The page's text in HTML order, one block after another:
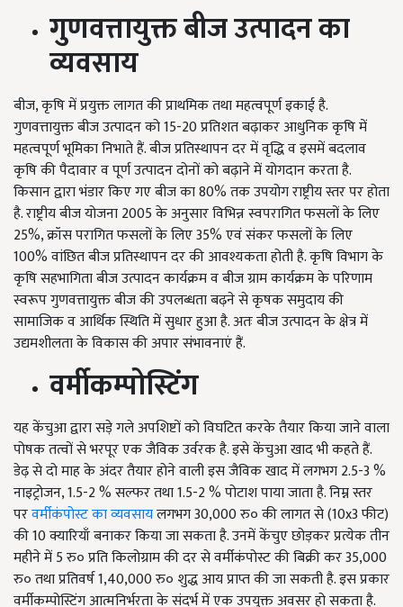
गुणवत्तायुक्त बीज उत्पादन का
व्यवसाय
बीज, कृषि में प्रयुक्त लागत की प्राथमिक तथा महत्वपूर्ण इकाई है.
गुणवत्तायुक्त बीज उत्पादन को 15-20 प्रतिशत बढ़ाकर आधुनिक कृषि में
महत्वपूर्ण भूमिका निभाते हैं. बीज प्रतिस्थापन दर में वृद्धि व इसमें बदलाव
कृषि की पैदावार व पूर्ण उत्पादन दोनों को बढ़ाने में योगदान करता है.
किसान द्वारा भंडार किए गए बीज का 80% तक उपयोग राष्ट्रीय स्तर पर होता
है. राष्ट्रीय बीज योजना 2005 के अनुसार विभिन्न स्वपरागित फसलों के लिए
25%, क्रॉस परागित फसलों के लिए 35% एवं संकर फसलों के लिए
100% वांछित बीज प्रतिस्थापन दर की आवश्यकता होती है. कृषि विभाग के
कृषि सहभागिता बीज उत्पादन कार्यक्रम व बीज ग्राम कार्यक्रम के परिणाम
स्वरूप गुणवत्तायुक्त बीज की उपलब्धता बढ़ने से कृषक समुदाय की
सामाजिक व आर्थिक स्थिति में सुधार हुआ है. अतः बीज उत्पादन के क्षेत्र में
उद्यमशीलता के विकास की अपार संभावनाएं हैं.
वर्मीकम्पोस्टिंग
यह केंचुआ द्वारा सड़े गले अपशिष्टों को विघटित करके तैयार किया जाने वाला
पोषक तत्वों से भरपूर एक जैविक उर्वरक है. इसे केंचुआ खाद भी कहते हैं.
डेढ़ से दो माह के अंदर तैयार होने वाली इस जैविक खाद में लगभग 2.5-3 %
नाइट्रोजन, 1.5-2 % सल्फर तथा 1.5-2 % पोटाश पाया जाता है. निम्न स्तर
परवर्मीकंपोस्ट का व्यवसायलगभग 30,000 रु० की लागत से (10x3 फीट)
की 10 क्यारियाँ बनाकर किया जा सकता है. उनमें केंचुए छोड़कर प्रत्येक तीन
महीने में 5 रु० प्रति किलोग्राम की दर से वर्मीकंपोस्ट की बिक्री कर 35,000
रु० तथा प्रतिवर्ष 1,40,000 रु० शुद्ध आय प्राप्त की जा सकती है. इस प्रकार
वर्मीकम्पोस्टिंग आत्मनिर्भरता के संदर्भ में एक उपयुक्त अवसर हो सकता है.